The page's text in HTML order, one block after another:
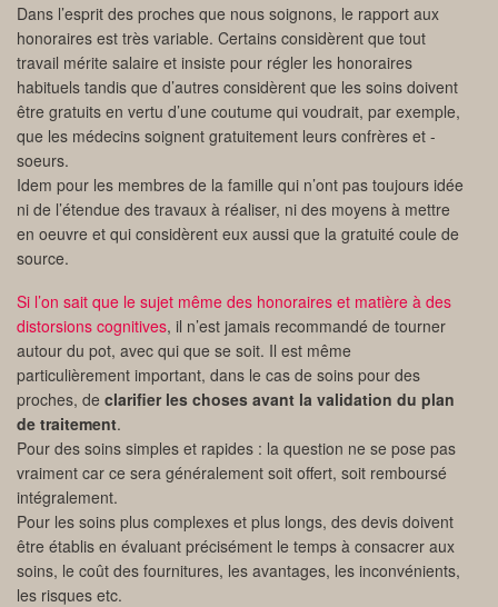
Dans l’esprit des proches que nous soignons, le rapport aux
honoraires est très variable. Certains considèrent que tout
travail mérite salaire et insiste pour régler les honoraires
habituels tandis que d’autres considèrent que les soins doivent
être gratuits en vertu d’une coutume qui voudrait, par exemple,
que les médecins soignent gratuitement leurs confrères et -
soeurs.
Idem pour les membres de la famille qui n’ont pas toujours idée
ni de l’étendue des travaux à réaliser, ni des moyens à mettre
en oeuvre et qui considèrent eux aussi que la gratuité coule de
source.
Si l’on sait que le sujet même des honoraires et matière à des
distorsions cognitives, il n’est jamais recommandé de tourner
autour du pot, avec qui que se soit. Il est même
particulièrement important, dans le cas de soins pour des
proches, de clarifier les choses avant la validation du plan
de traitement.
Pour des soins simples et rapides : la question ne se pose pas
vraiment car ce sera généralement soit offert, soit remboursé
intégralement.
Pour les soins plus complexes et plus longs, des devis doivent
être établis en évaluant précisément le temps à consacrer aux
soins, le coût des fournitures, les avantages, les inconvénients,
les risques etc.